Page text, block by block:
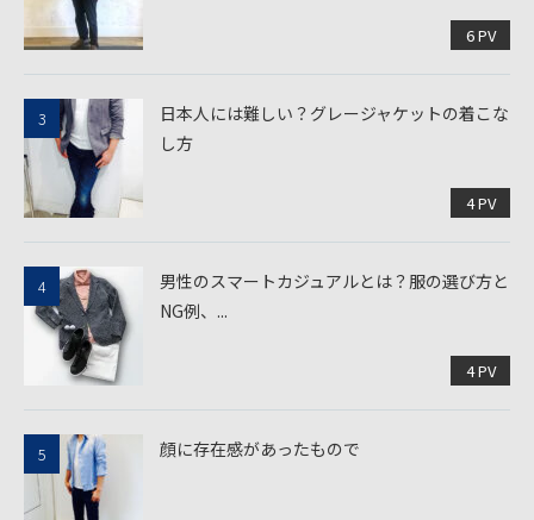
6 PV
日本人には難しい？グレージャケットの着こな
し方
4 PV
男性のスマートカジュアルとは？服の選び方と
NG例、...
4 PV
顔に存在感があったもので